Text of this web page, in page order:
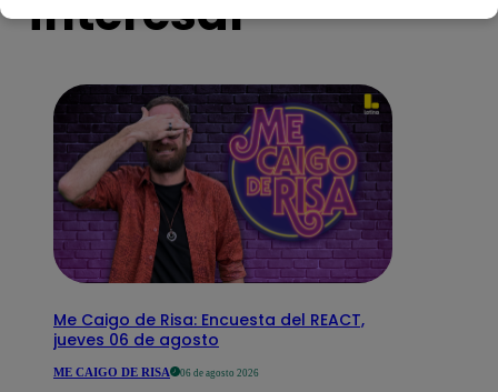
interesar
Me Caigo de Risa: Encuesta del REACT,
jueves 06 de agosto
ME CAIGO DE RISA 06 de agosto 2026